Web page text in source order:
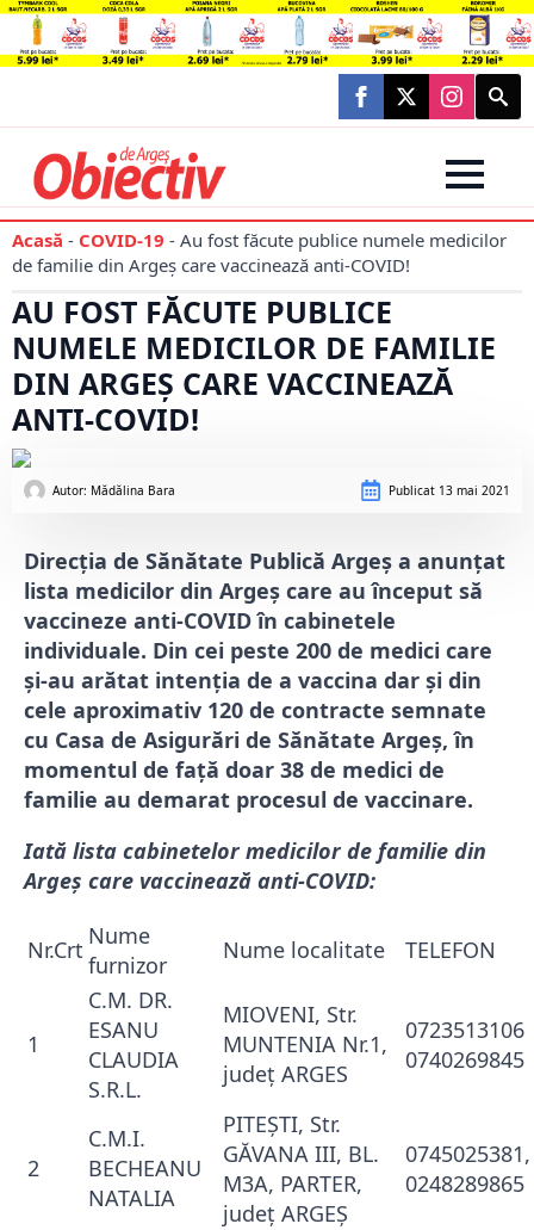
Search
for:
Acasă - COVID-19 - Au fost făcute publice numele medicilor
de familie din Argeș care vaccinează anti-COVID!
AU FOST FĂCUTE PUBLICE
NUMELE MEDICILOR DE FAMILIE
DIN ARGEȘ CARE VACCINEAZĂ
ANTI-COVID!
Autor: Mădălina Bara Publicat 13 mai 2021
Direcția de Sănătate Publică Argeș a anunțat
lista medicilor din Argeș care au început să
vaccineze anti-COVID în cabinetele
individuale. Din cei peste 200 de medici care
și-au arătat intenția de a vaccina dar și din
cele aproximativ 120 de contracte semnate
cu Casa de Asigurări de Sănătate Argeș, în
momentul de față doar 38 de medici de
familie au demarat procesul de vaccinare.
Iată lista cabinetelor medicilor de familie din
Argeș care vaccinează anti-COVID:
Nr.Crt Nume
furnizor
Nume localitate TELEFON
1
C.M. DR.
ESANU
CLAUDIA
S.R.L.
MIOVENI, Str.
MUNTENIA Nr.1,
judeţ ARGES
0723513106
0740269845
2
C.M.I.
BECHEANU
NATALIA
PITEŞTI, Str.
GĂVANA III, BL.
M3A, PARTER,
judeţ ARGEŞ
0745025381,
0248289865